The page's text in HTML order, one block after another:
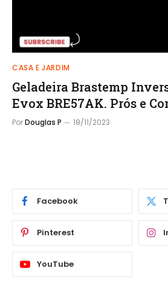
CASA E JARDIM
Geladeira Brastemp
Evox BRE57AK. Prós e
PorDouglas P 18/11/2023
Facebook
Pinterest
YouTube